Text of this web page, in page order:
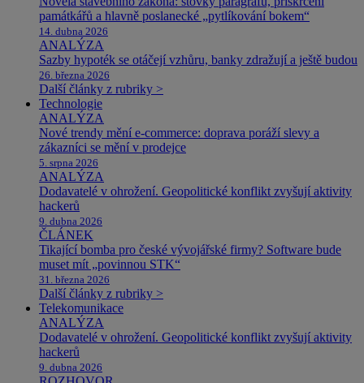
památkářů a hlavně poslanecké „pytlíkování bokem“
14. dubna 2026
ANALÝZA
Sazby hypoték se otáčejí vzhůru, banky zdražují a ještě budou
26. března 2026
Další články z rubriky >
Technologie
ANALÝZA
Nové trendy mění e-commerce: doprava poráží slevy a
zákazníci se mění v prodejce
5. srpna 2026
ANALÝZA
Dodavatelé v ohrožení. Geopolitické konflikt zvyšují aktivity
hackerů
9. dubna 2026
ČLÁNEK
Tikající bomba pro české vývojářské firmy? Software bude
muset mít „povinnou STK“
31. března 2026
Další články z rubriky >
Telekomunikace
ANALÝZA
Dodavatelé v ohrožení. Geopolitické konflikt zvyšují aktivity
hackerů
9. dubna 2026